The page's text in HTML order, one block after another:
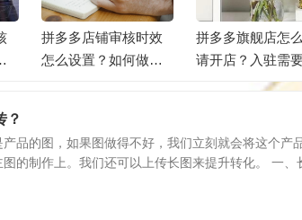
拼多多店铺审核时效
怎么设置？如何做好
拼多多旗舰店怎
请开店？入驻需
？
品的图，如果图做得不好，我们立刻就会将这个产
的制作上。我们还可以上传长图来提升转化。 一、